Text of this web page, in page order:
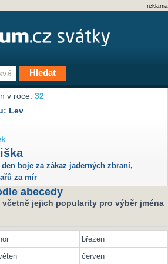
reklama
v roce:32
Lev
den boje za zákaz jaderných zbraní,
za mír
abecedy
včetně jejich popularity pro výběr jména
březen
červen